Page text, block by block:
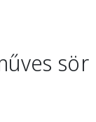
sör